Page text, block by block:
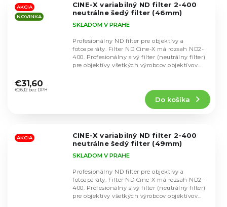
hviezdičiek.
AKCIA
NOVINKA
CINE-X variabilný ND filter 2-400
neutrálne šedý filter (46mm)
hodnotenie
produktu
hviezdičiek.
SKLADOM V PRAHE
€26,12 bez DPH
€31,60
Do košíka
Profesionálny ND filter pre objektívy a
fotoaparáty. Filter ND Cine-X má rozsah ND2-
400. Profesionálny sivý filter (neutrálny filter)
pre objektívy všetkých výrobcov objektívov...
AKCIA
CINE-X variabilný ND filter 2-400
neutrálne šedý filter (49mm)
SKLADOM V PRAHE
Profesionálny ND filter pre objektívy a
fotoaparáty. Filter ND Cine-X má rozsah ND2-
400. Profesionálny sivý filter (neutrálny filter)
pre objektívy všetkých výrobcov objektívov...